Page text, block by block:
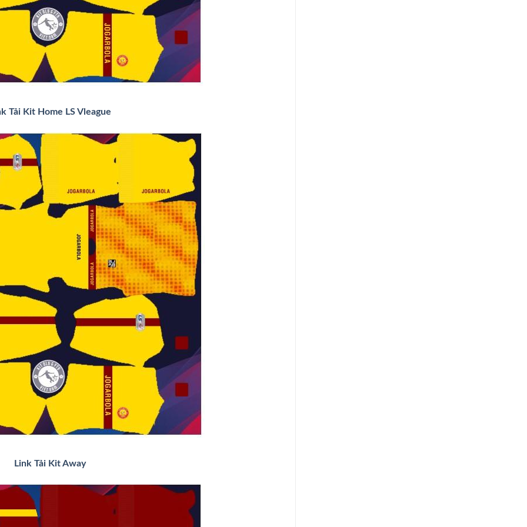
Tải Kit Home LS Vleague
Link Tải Kit Away